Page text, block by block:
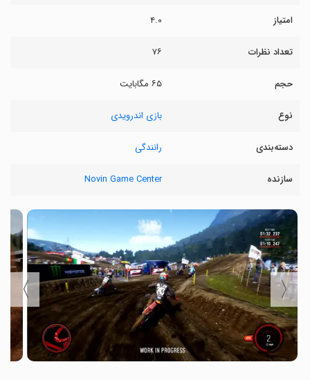
امتیاز ۴.۰
تعداد نظرات ۷۶
حجم ۶۵ مگابایت
نوع بازی اندرویدی
دسته‌بندی رانندگی
سازنده Novin Game Center
〈
〉